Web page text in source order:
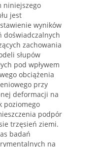
niniejszego
jest
wyników
doświadczalnych
zachowania
słupów
pod wpływem
obciążenia
przy
deformacji na
poziomego
podpór
trzęsień ziemi.
badań
na